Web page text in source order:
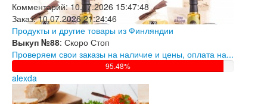
Комментарий:10.07.2026 15:47:48
Заказ:10.07.2026 21:24:46
Продукты и другие товары из Финляндии
Выкуп №88: Скоро Стоп
Проверяем свои заказы на наличие и цены, оплата на...
95.48%
alexda